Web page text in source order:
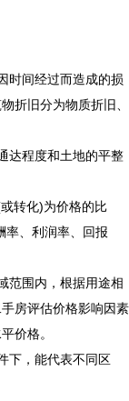
时间经过而造成的损
折旧分为物质折旧、
达程度和土地的平整
转化)为价格的比
率、利润率、回报
范围内，根据用途相
房评估价格影响因素
价格。
下，能代表不同区